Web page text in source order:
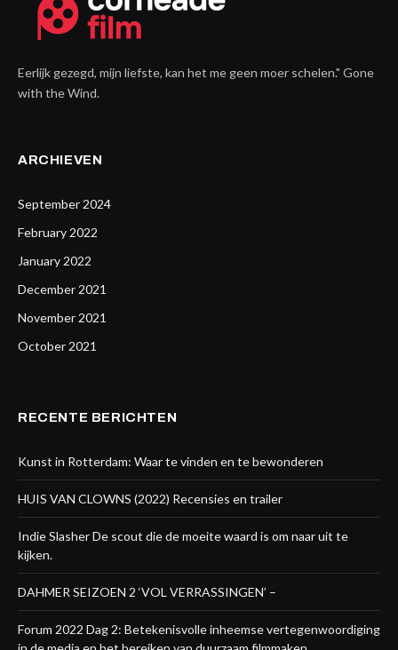
Eerlijk gezegd, mijn liefste, kan het me geen moer schelen." Gone
with the Wind.
ARCHIEVEN
September 2024
February 2022
January 2022
December 2021
November 2021
October 2021
RECENTE BERICHTEN
Kunst in Rotterdam: Waar te vinden en te bewonderen
HUIS VAN CLOWNS (2022) Recensies en trailer
Indie Slasher De scout die de moeite waard is om naar uit te
kijken.
DAHMER SEIZOEN 2 ‘VOL VERRASSINGEN’ –
Forum 2022 Dag 2: Betekenisvolle inheemse vertegenwoordiging